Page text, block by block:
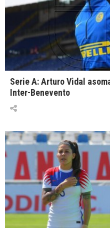
Serie A: Arturo Vidal
Inter-Benevento